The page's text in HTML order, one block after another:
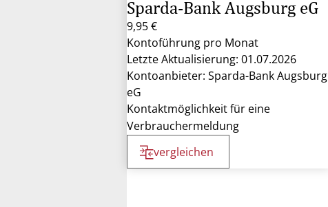
Sparda-Bank Augsburg eG
9,95 €
Kontoführung pro Monat
Letzte Aktualisierung: 01.07.2026
Kontoanbieter: Sparda-Bank Augsburg
eG
Kontaktmöglichkeit für eine
Verbrauchermeldung
vergleichen